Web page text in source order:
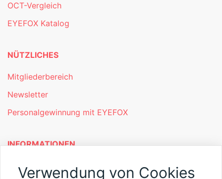
OCT-Vergleich
EYEFOX Katalog
NÜTZLICHES
Mitgliederbereich
Newsletter
Personalgewinnung mit EYEFOX
INFORMATIONEN
Was ist EYEFOX – Ihre Möglichkeiten
Verwendung von Cookies